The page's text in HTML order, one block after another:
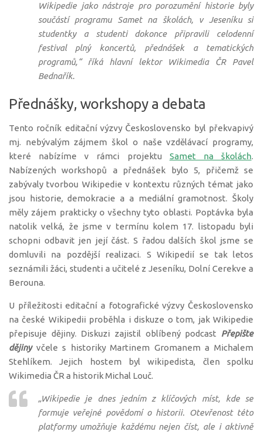
Wikipedie jako nástroje pro porozumění historie byly
součástí programu Samet na školách, v Jeseníku si
studentky a studenti dokonce připravili celodenní
festival plný koncertů, přednášek a tematických
programů,“říká hlavní lektor Wikimedia ČR Pavel
Bednařík.
Přednášky, workshopy a debata
Tento ročník editační výzvy Československo byl překvapivý
mj. nebývalým zájmem škol o naše vzdělávací programy,
které nabízíme v rámci projektu Samet na školách.
Nabízených workshopů a přednášek bylo 5, přičemž se
zabývaly tvorbou Wikipedie v kontextu různých témat jako
jsou historie, demokracie a a mediální gramotnost. Školy
měly zájem prakticky o všechny tyto oblasti. Poptávka byla
natolik velká, že jsme v termínu kolem 17. listopadu byli
schopni odbavit jen její část. S řadou dalších škol jsme se
domluvili na pozdější realizaci. S Wikipedií se tak letos
seznámili žáci, studenti a učitelé z Jeseníku, Dolní Cerekve a
Berouna.
U příležitosti editační a fotografické výzvy Československo
na české Wikipedii proběhla i diskuze o tom, jak Wikipedie
přepisuje dějiny. Diskuzi zajistil oblíbený podcast Přepište
dějinyvčele s historiky Martinem Gromanem a Michalem
Stehlíkem. Jejich hostem byl wikipedista, člen spolku
Wikimedia ČR a historik Michal Louč.
„Wikipedie je dnes jedním z klíčových míst, kde se
formuje veřejné povědomí o historii. Otevřenost této
platformy umožňuje každému nejen číst, ale i aktivně